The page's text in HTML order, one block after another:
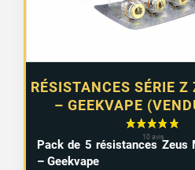
RÉSISTANCES SÉRIE Z
– GEEKVAPE
Pack de 5 résistances Zeus
– Geekvape